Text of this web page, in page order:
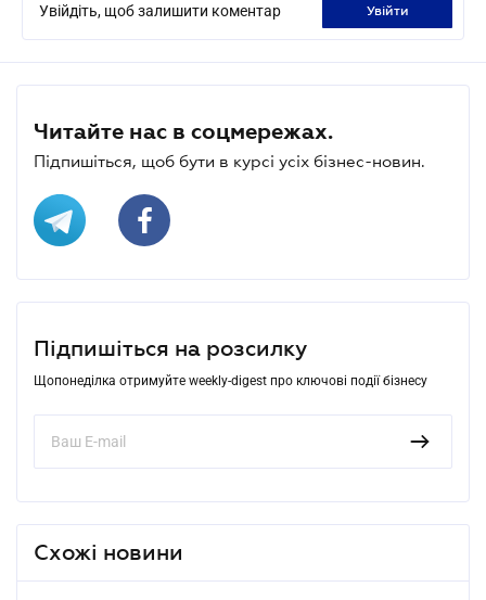
Увійдіть, щоб залишити коментар увійти
Читайте нас в соцмережах.
Підпишіться, щоб бути в курсі усіх бізнес-новин.
Підпишіться на розсилку
Щопонеділка отримуйте weekly-digest про ключові події бізнесу
Схожі новини